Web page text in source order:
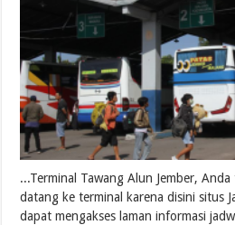
...Terminal Tawang Alun Jember,
datang ke terminal karena disini situs
dapat mengakses laman informasi